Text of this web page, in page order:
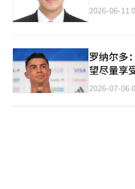
2026-06-11
罗纳尔多
望尽量享
2026-07-06